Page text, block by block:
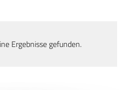
Ergebnisse gefunden.